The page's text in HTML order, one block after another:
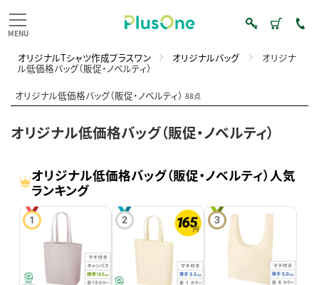
オリジナルTシャツ作成プラスワン オリジナルバッグ オリジナ
ル低価格バッグ（販促・ノベルティ）
オリジナル低価格バッグ（販促・ノベルティ）88点
オリジナル低価格バッグ（販促・ノベルティ）
オリジナル低価格バッグ（販促・ノベルティ）人気
ランキング